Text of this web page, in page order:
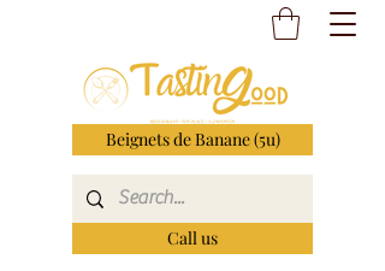
Beignets de Banane (5u)
Call us